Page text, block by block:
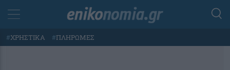
#ΧΡΗΣΤΙΚΑ #ΠΛΗΡΩΜΕΣ